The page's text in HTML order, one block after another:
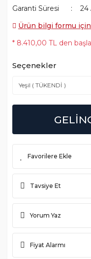
Garanti Süresi
24
Ürün bilgi formu için
* 8.410,00 TL den
Seçenekler
Tavsiye Et
Yorum Yaz
Fiyat Alarmı